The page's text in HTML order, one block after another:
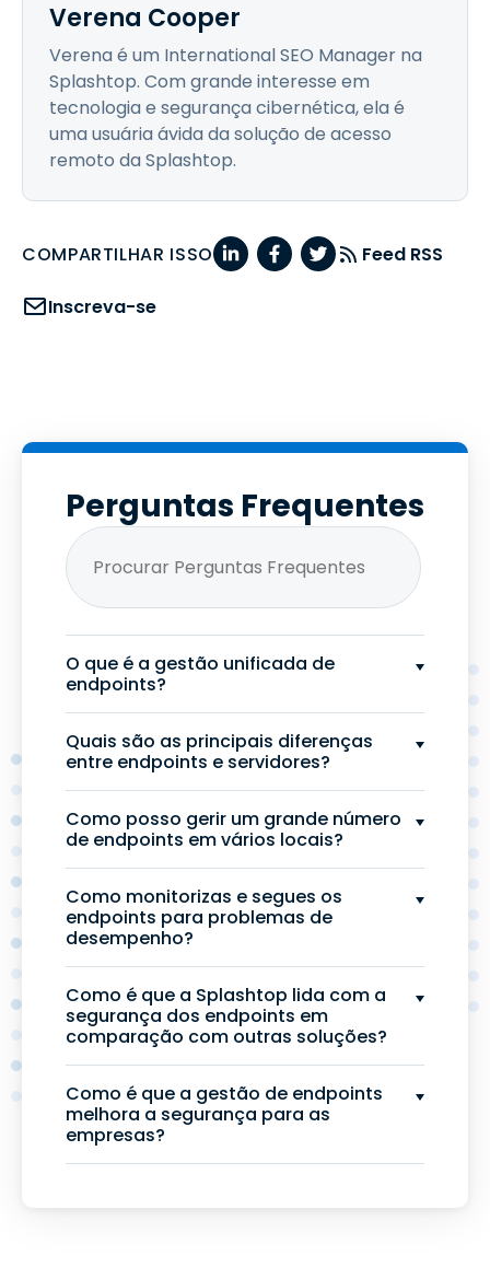
Verena Cooper
Verena é um International SEO Manager na
Splashtop. Com grande interesse em
tecnologia e segurança cibernética, ela é
uma usuária ávida da solução de acesso
remoto da Splashtop.
COMPARTILHAR ISSO Feed RSS
Inscreva-se
Perguntas Frequentes
O que é a gestão unificada de
endpoints?
Quais são as principais diferenças
entre endpoints e servidores?
Como posso gerir um grande número
de endpoints em vários locais?
Como monitorizas e segues os
endpoints para problemas de
desempenho?
Como é que a Splashtop lida com a
segurança dos endpoints em
comparação com outras soluções?
Como é que a gestão de endpoints
melhora a segurança para as
empresas?